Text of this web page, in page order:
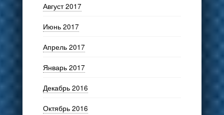
Август 2017
Июнь 2017
Апрель 2017
Январь 2017
Декабрь 2016
Октябрь 2016